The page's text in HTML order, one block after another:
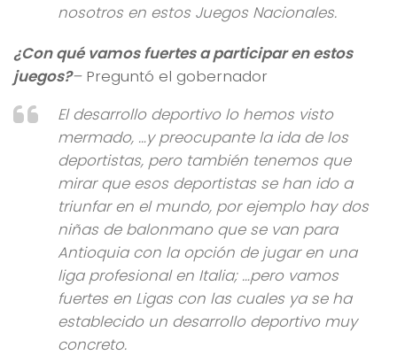
nosotros en estos Juegos Nacionales.
¿Con qué vamos fuertes a participar en estos
juegos?– Preguntó el gobernador
El desarrollo deportivo lo hemos visto
mermado, …y preocupante la ida de los
deportistas, pero también tenemos que
mirar que esos deportistas se han ido a
triunfar en el mundo, por ejemplo hay dos
niñas de balonmano que se van para
Antioquia con la opción de jugar en una
liga profesional en Italia; …pero vamos
fuertes en Ligas con las cuales ya se ha
establecido un desarrollo deportivo muy
concreto.